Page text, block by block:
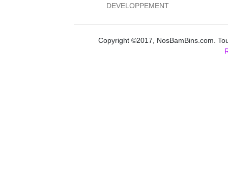
DEVELOPPEMENT
Copyright ©2017, NosBamBins.com.